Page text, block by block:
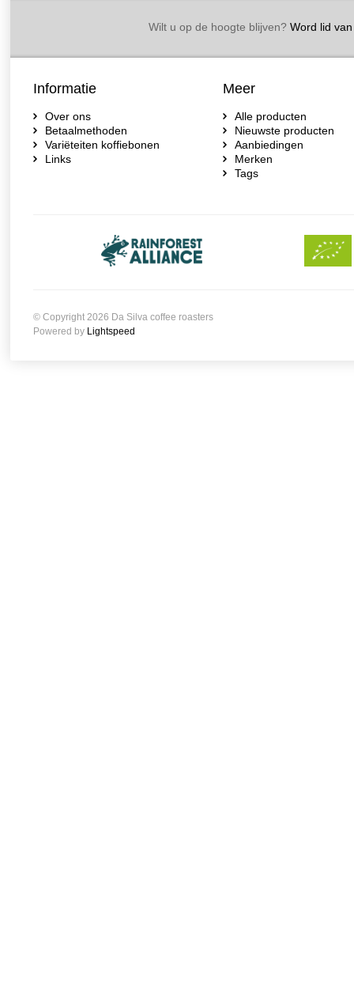
Wilt u op de hoogte blijven?Word lid van
Informatie
Over ons
Betaalmethoden
Variëteiten koffiebonen
Links
Meer
Alle producten
Nieuwste producten
Aanbiedingen
Merken
Tags
© Copyright 2026 Da Silva coffee roasters
Powered by Lightspeed